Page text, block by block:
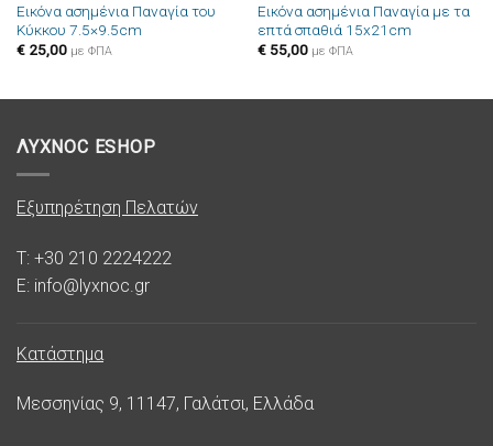
Πρόσθήκη
Εικόνα ασημένια Παναγία του
Κύκκου 7.5×9.5cm
€25,00 με ΦΠΑ
Πρόσθήκη
στην λίστα
Εικόνα ασημένια Παναγία με τα
επτά σπαθιά 15x21cm
€55,00 με ΦΠΑ
ΛΥΧΝΟC ESHOP
Εξυπηρέτηση Πελατών
T: +30 210 2224222
E: info@lyxnoc.gr
Κατάστημα
Μεσσηνίας 9, 11147, Γαλάτσι, Ελλάδα